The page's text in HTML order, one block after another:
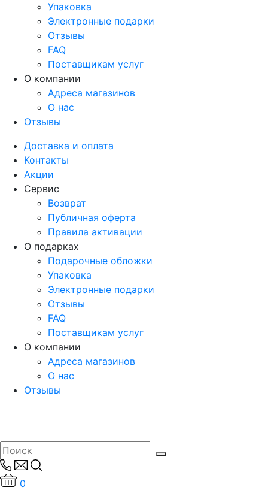
Упаковка
Электронные подарки
Отзывы
FAQ
Поставщикам услуг
О компании
Адреса магазинов
О нас
Отзывы
Доставка и оплата
Контакты
Акции
Сервис
Возврат
Публичная оферта
Правила активации
О подарках
Подарочные обложки
Упаковка
Электронные подарки
Отзывы
FAQ
Поставщикам услуг
О компании
Адреса магазинов
О нас
Отзывы
0